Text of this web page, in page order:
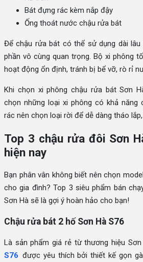
Bát đựng rác kèm nắp đậy
Ống thoát nước chậu rửa bát
Để chậu rửa bát có thể sử dụng dài
phần vô cùng quan trọng. Bộ xi phông
hoạt động ổn định, tránh bị bể vỡ, rò rỉ
Khi chọn xi phông chậu rửa bát Sơn
chọn những loại xi phông có khả năng
rác nên chọn loại rời để dễ dàng tháo
Top 3 chậu rửa đôi Sơn
hiện nay
Bạn phân vân không biết nên chọn model
cho gia đình? Top 3 siêu phẩm bán
Sơn Hà sẽ là gợi ý hoàn hảo cho bạn!
Chậu rửa bát 2 hố Sơn Hà S76
Là sản phẩm giá rẻ từ thương hiệu Sơn
S76 được yêu thích bởi thiết kế gọn